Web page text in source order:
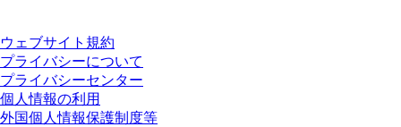
ウェブサイト規約
プライバシーについて
プライバシーセンター
個人情報の利用
外国個人情報保護制度等